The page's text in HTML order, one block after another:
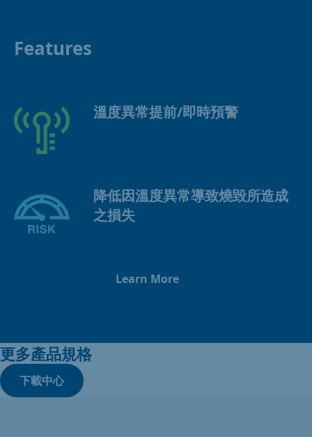
Features
溫度異常提前/即時預警
降低因溫度異常導致燒毀所造成
之損失
Learn More
更多產品規格
下載中心